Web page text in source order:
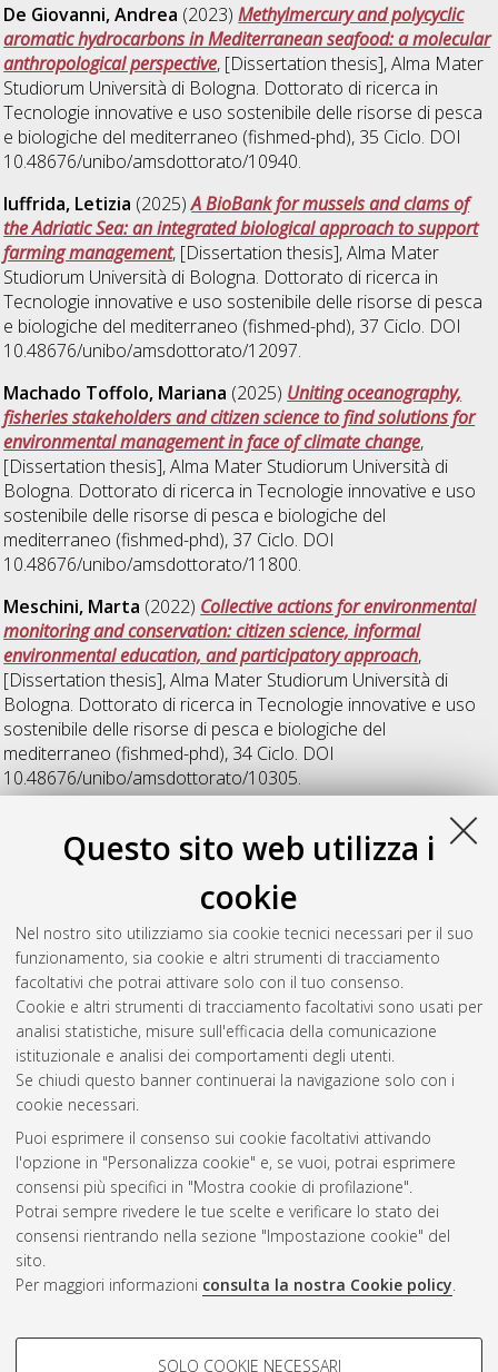
Questo sito web utilizza i
cookie
Nel nostro sito utilizziamo sia cookie tecnici necessari per il suo
funzionamento, sia cookie e altri strumenti di tracciamento
facoltativi che potrai attivare solo con il tuo consenso.
Cookie e altri strumenti di tracciamento facoltativi sono usati per
analisi statistiche, misure sull'efficacia della comunicazione
istituzionale e analisi dei comportamenti degli utenti.
Se chiudi questo banner continuerai la navigazione solo con i
cookie necessari.
Puoi esprimere il consenso sui cookie facoltativi attivando
l'opzione in "Personalizza cookie" e, se vuoi, potrai esprimere
consensi più specifici in "Mostra cookie di profilazione".
Potrai sempre rivedere le tue scelte e verificare lo stato dei
consensi rientrando nella sezione "Impostazione cookie" del
sito.
Per maggiori informazioni consulta la nostra Cookie policy.
COOKIE DI PROFILAZIONE -
SOLO COOKIE NECESSARI
De Giovanni, Andrea (2023)Methylmercury and polycyclic
aromatic hydrocarbons in Mediterranean seafood: a molecular
anthropological perspective, [Dissertation thesis], Alma Mater
Studiorum Università di Bologna. Dottorato di ricerca in
Tecnologie innovative e uso sostenibile delle risorse di pesca
e biologiche del mediterraneo (fishmed-phd), 35 Ciclo. DOI
10.48676/unibo/amsdottorato/10940.
Iuffrida, Letizia (2025)A BioBank for mussels and clams of
the Adriatic Sea: an integrated biological approach to support
farming management, [Dissertation thesis], Alma Mater
Studiorum Università di Bologna. Dottorato di ricerca in
Tecnologie innovative e uso sostenibile delle risorse di pesca
e biologiche del mediterraneo (fishmed-phd), 37 Ciclo. DOI
10.48676/unibo/amsdottorato/12097.
Machado Toffolo, Mariana (2025) Uniting oceanography,
fisheries stakeholders and citizen science to find solutions for
environmental management in face of climate change,
[Dissertation thesis], Alma Mater Studiorum Università di
Bologna. Dottorato di ricerca inTecnologie innovative e uso
sostenibile delle risorse di pesca e biologiche del
mediterraneo (fishmed-phd), 37 Ciclo. DOI
10.48676/unibo/amsdottorato/11800.
Meschini, Marta (2022) Collective actions for environmental
monitoring and conservation: citizen science, informal
environmental education, and participatory approach,
[Dissertation thesis], Alma Mater Studiorum Università di
Bologna. Dottorato di ricerca inTecnologie innovative e uso
sostenibile delle risorse di pesca e biologiche del
mediterraneo (fishmed-phd), 34 Ciclo. DOI
10.48676/unibo/amsdottorato/10305.
Innovative microbiome-based
system for the improvement of productivity, safety and
sustainability of mussels farming, [Dissertation thesis], Alma
Mater Studiorum Università di Bologna. Dottorato di ricerca in
Tecnologie innovative e uso sostenibile delle risorse di pesca
e biologiche del mediterraneo (fishmed-phd), 34 Ciclo. DOI
10.48676/unibo/amsdottorato/10568.
Questa lista e' stata generata il Thu Aug 6 20:48:46 2026
Atom
Rss 1.0
Rss 2.0
ISSN: 2038-7946
Impostazioni Cookie